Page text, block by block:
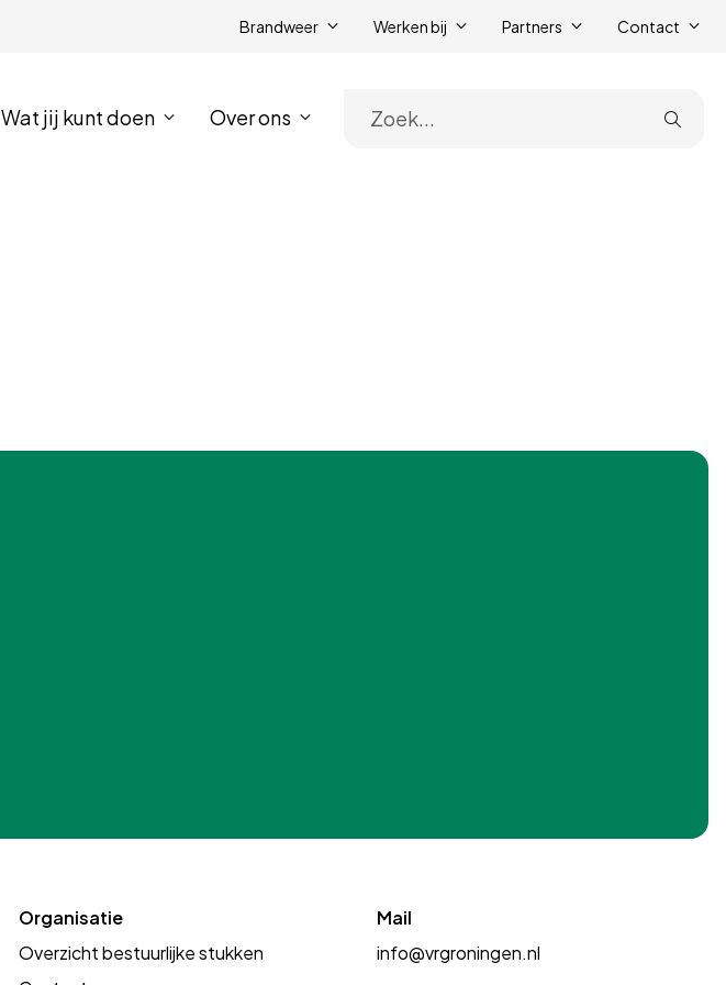
Wat jij kunt doen Over ons
Brandweer Werken bij Partners Contact
Organisatie
Overzicht bestuurlijke stukken
Mail
info@vrgroningen.nl